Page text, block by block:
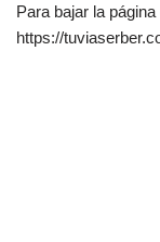
Para bajar la
https://